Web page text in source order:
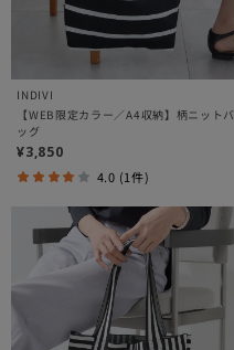
INDIVI
【WEB限定カラー／A4収納】柄ニットバ
ッグ
¥3,850
4.0 (1件)